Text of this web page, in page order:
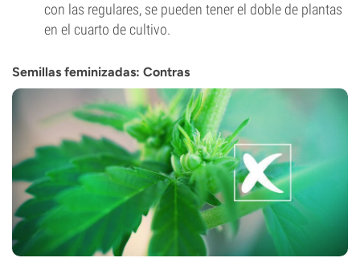
con las regulares, se pueden tener el doble de plantas
en el cuarto de cultivo.
Semillas feminizadas: Contras